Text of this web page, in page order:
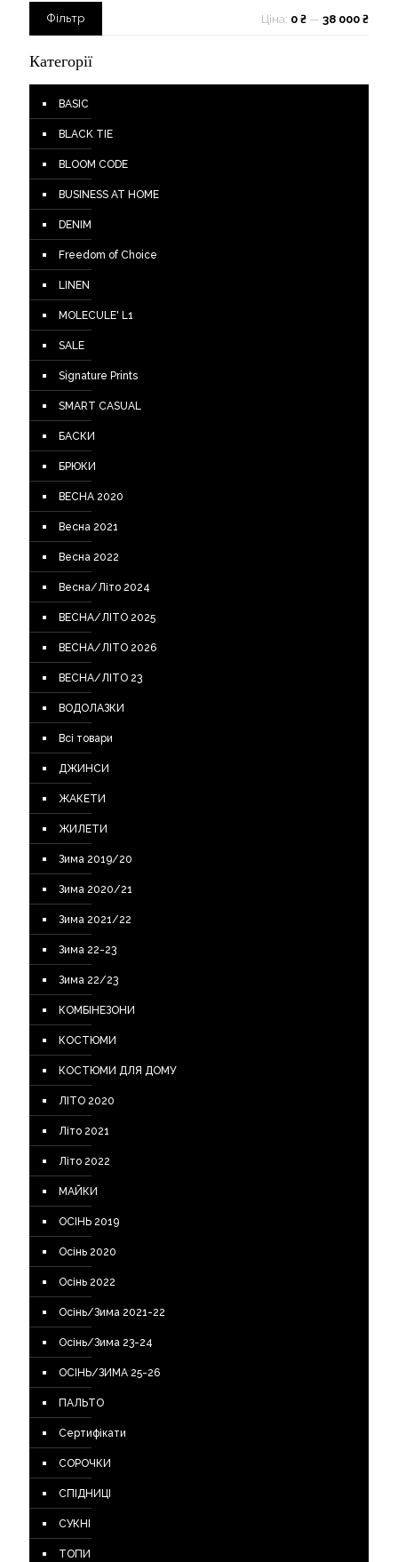
Фільтр Ціна: 0 ₴ — 38 000 ₴
Категорії
BASIC
BLACK TIE
BLOOM CODE
BUSINESS AT HOME
DENIM
Freedom of Choice
LINEN
MOLECULE' L1
SALE
Signature Prints
SMART CASUAL
БАСКИ
БРЮКИ
ВЕСНА 2020
Весна 2021
Весна 2022
Весна/Літо 2024
ВЕСНА/ЛІТО 2025
ВЕСНА/ЛІТО 2026
ВЕСНА/ЛІТО 23
ВОДОЛАЗКИ
Всі товари
ДЖИНСИ
ЖАКЕТИ
ЖИЛЕТИ
Зима 2019/20
Зима 2020/21
Зима 2021/22
Зима 22-23
Зима 22/23
КОМБІНЕЗОНИ
КОСТЮМИ
КОСТЮМИ ДЛЯ ДОМУ
ЛІТО 2020
Літо 2021
Літо 2022
МАЙКИ
ОСІНЬ 2019
Осінь 2020
Осінь 2022
Осінь/Зима 2021-22
Осінь/Зима 23-24
ОСІНЬ/ЗИМА 25-26
ПАЛЬТО
Сертифікати
СОРОЧКИ
СПІДНИЦІ
СУКНІ
ТОПИ